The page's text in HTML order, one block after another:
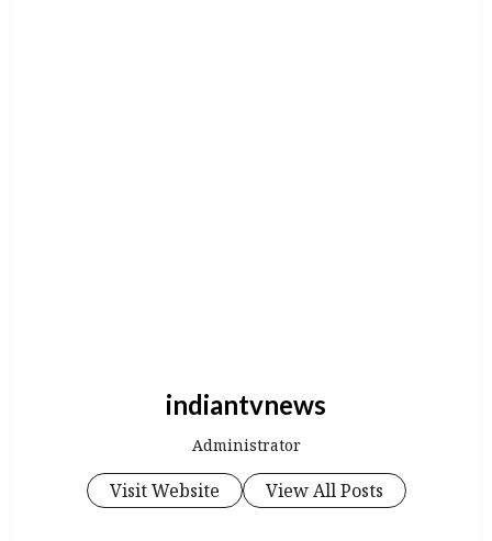
indiantvnews
Administrator
Visit Website View All Posts